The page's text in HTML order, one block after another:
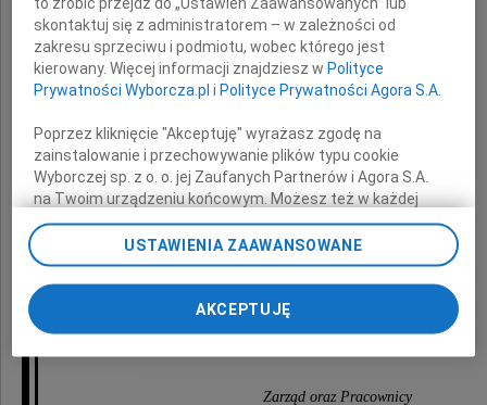
wyrazy głębokiego współczucia
i słowa wsparcia
w tych trudnych chwilach po stracie
Matki
Zarząd oraz Pracownicy
skontaktuj się z administratorem – w zależności od
zakresu sprzeciwu i podmiotu, wobec którego jest
kierowany. Więcej informacji znajdziesz w Polityce
Prywatności Wyborcza.pl i Polityce Prywatności Agora S.A.
Poprzez kliknięcie "Akceptuję" wyrażasz zgodę na
zainstalowanie i przechowywanie plików typu cookie
Wyborczej sp. z o. o. jej Zaufanych Partnerów i Agora S.A.
na Twoim urządzeniu końcowym. Możesz też w każdej
chwili zmienić swoje preferencje dot. plików cookie,
ponownie wywołując narzędzie do zarządzania Twoimi
preferencjami dot. przetwarzania danych poprzez
odnośnik „Ustawienia prywatności” w stopce serwisu i
przechodząc do sekcji „Ustawienia zaawansowane”.
Zmiana ustawień plików cookie możliwa jest także za
My, nasi Zaufani Partnerzy i Agora S.A. możemy
USTAWIENIA ZAAWANSOWANE
AKCEPTUJĘ